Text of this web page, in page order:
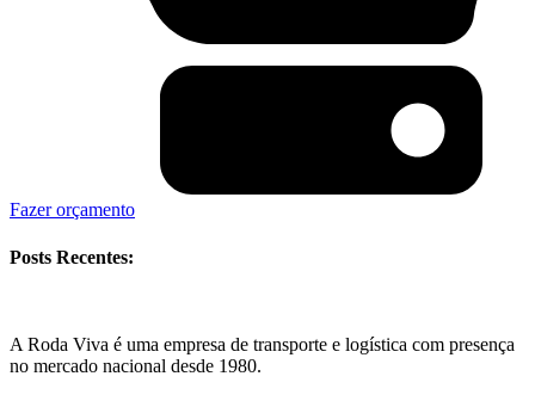
Fazer orçamento
Posts Recentes:
A Roda Viva é uma empresa de transporte e logística com presença
no mercado nacional desde 1980.